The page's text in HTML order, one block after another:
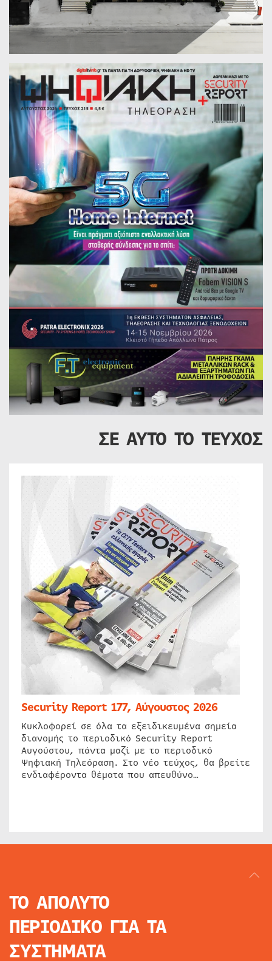
ΣΕ ΑΥΤΟ ΤΟ ΤΕΥΧΟΣ
Security Report 177, Αύγουστος 2026
Κυκλοφορεί σε όλα τα εξειδικευμένα σημεία
διανομής το περιοδικό Security Report
Αυγούστου, πάντα μαζί με το περιοδικό
Ψηφιακή Τηλεόραση. Στο νέο τεύχος, θα βρείτε
ενδιαφέροντα θέματα που απευθύνο…
ΤΟ ΑΠΟΛΥΤΟ
ΠΕΡΙΟΔΙΚΟ ΓΙΑ ΤΑ
ΣΥΣΤΗΜΑΤΑ